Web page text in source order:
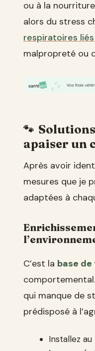
ou à la
alors du stress
respiratoires
malpropreté ou
apaiser un
Après avoir
mesures que je
adaptées à
C’est la base
qui manque de
prédisposé à
Installez